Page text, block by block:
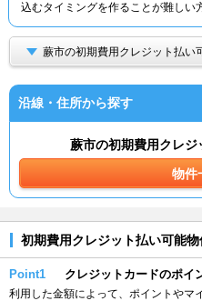
込むタイミングを作ることが難しい
蕨市の初期費用クレジット払い
沿線・住所から探す
蕨市の初期費用クレ
物件
初期費用クレジット払い可能
Point1 クレジットカードのポイ
利用した金額によって、ポイントやマ